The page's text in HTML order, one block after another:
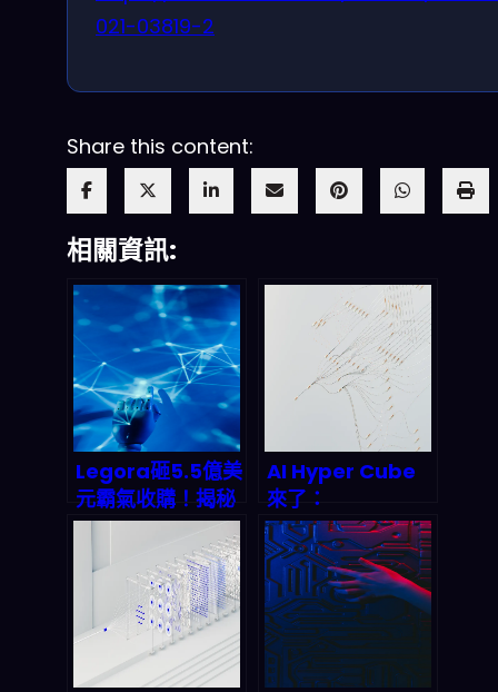
021-03819-2
Share this content:
相關資訊:
Legora砸5.5億美
元霸氣收購！揭秘
AI法律巨頭如何重
新定義2026年法
律科技格局
AI Hyper Cube
來了：
BrightEdge 如何
解密品牌在 AI 搜
尋時代的可見度？